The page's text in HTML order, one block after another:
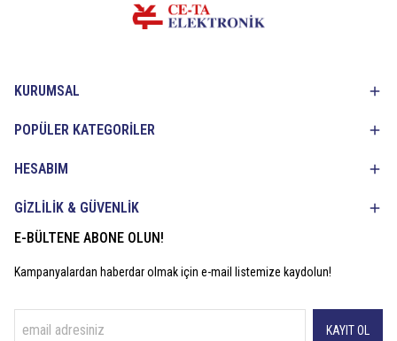
KURUMSAL
POPÜLER KATEGORİLER
HESABIM
GİZLİLİK & GÜVENLİK
E-BÜLTENE ABONE OLUN!
Kampanyalardan haberdar olmak için e-mail listemize kaydolun!
KAYIT OL